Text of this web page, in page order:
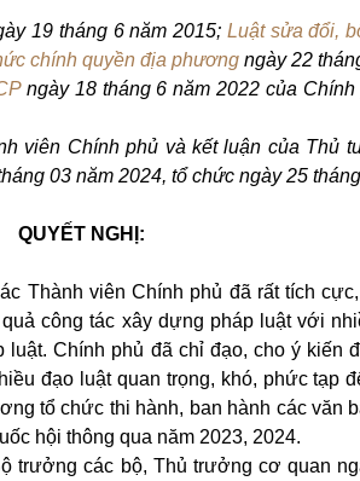
19 tháng 6 năm 2015; Luật sửa đổi,
chính quyền địa phương ngày 22
ngày 18 tháng 6 năm 2022 của Chính
viên Chính phủ và kết luận của Thủ
03 năm 2024, tổ chức ngày 25
QUYẾT NGHỊ:
Thành viên Chính phủ đã rất tích
công tác xây dựng pháp luật với
luật. Chính phủ đã chỉ đạo, cho ý kiến
đạo luật quan trọng, khó, phức tạp
tổ chức thi hành, ban hành các văn
hội thông qua năm 2023, 2024.
trưởng các bộ, Thủ trưởng cơ quan